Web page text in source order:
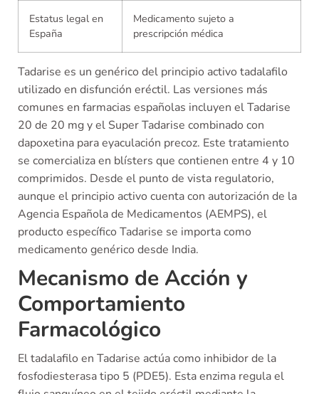
Estatus legal en
España
Medicamento sujeto a
prescripción médica
Tadarise es un genérico del principio activo tadalafilo
utilizado en disfunción eréctil. Las versiones más
comunes en farmacias españolas incluyen el Tadarise
20 de 20 mg y el Super Tadarise combinado con
dapoxetina para eyaculación precoz. Este tratamiento
se comercializa en blísters que contienen entre 4 y 10
comprimidos. Desde el punto de vista regulatorio,
aunque el principio activo cuenta con autorización de la
Agencia Española de Medicamentos (AEMPS), el
producto específico Tadarise se importa como
medicamento genérico desde India.
Mecanismo de Acción y
Comportamiento
Farmacológico
El tadalafilo en Tadarise actúa como inhibidor de la
fosfodiesterasa tipo 5 (PDE5). Esta enzima regula el